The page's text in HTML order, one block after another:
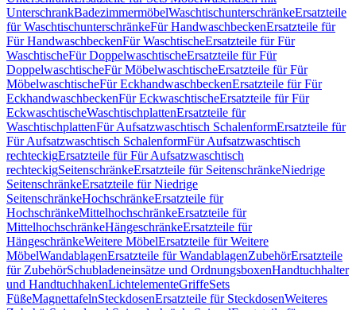
UnterschrankBadezimmermöbelWaschtischunterschränkeErsatzteile
für WaschtischunterschränkeFür HandwaschbeckenErsatzteile für
Für HandwaschbeckenFür WaschtischeErsatzteile für Für
WaschtischeFür DoppelwaschtischeErsatzteile für Für
DoppelwaschtischeFür MöbelwaschtischeErsatzteile für Für
MöbelwaschtischeFür EckhandwaschbeckenErsatzteile für Für
EckhandwaschbeckenFür EckwaschtischeErsatzteile für Für
EckwaschtischeWaschtischplattenErsatzteile für
WaschtischplattenFür Aufsatzwaschtisch SchalenformErsatzteile für
Für Aufsatzwaschtisch SchalenformFür Aufsatzwaschtisch
rechteckigErsatzteile für Für Aufsatzwaschtisch
rechteckigSeitenschränkeErsatzteile für SeitenschränkeNiedrige
SeitenschränkeErsatzteile für Niedrige
SeitenschränkeHochschränkeErsatzteile für
HochschränkeMittelhochschränkeErsatzteile für
MittelhochschränkeHängeschränkeErsatzteile für
HängeschränkeWeitere MöbelErsatzteile für Weitere
MöbelWandablagenErsatzteile für WandablagenZubehörErsatzteile
für ZubehörSchubladeneinsätze und OrdnungsboxenHandtuchhalter
und HandtuchhakenLichtelementeGriffeSets
FüßeMagnettafelnSteckdosenErsatzteile für SteckdosenWeiteres